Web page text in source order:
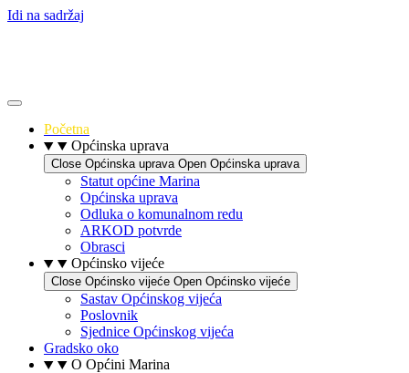
Idi na sadržaj
Početna
Općinska uprava
Close Općinska uprava Open Općinska uprava
Statut općine Marina
Općinska uprava
Odluka o komunalnom redu
ARKOD potvrde
Obrasci
Općinsko vijeće
Close Općinsko vijeće Open Općinsko vijeće
Sastav Općinskog vijeća
Poslovnik
Sjednice Općinskog vijeća
Gradsko oko
O Općini Marina